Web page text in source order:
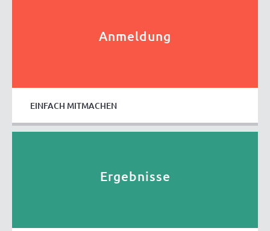
Anmeldung
EINFACH MITMACHEN
Ergebnisse